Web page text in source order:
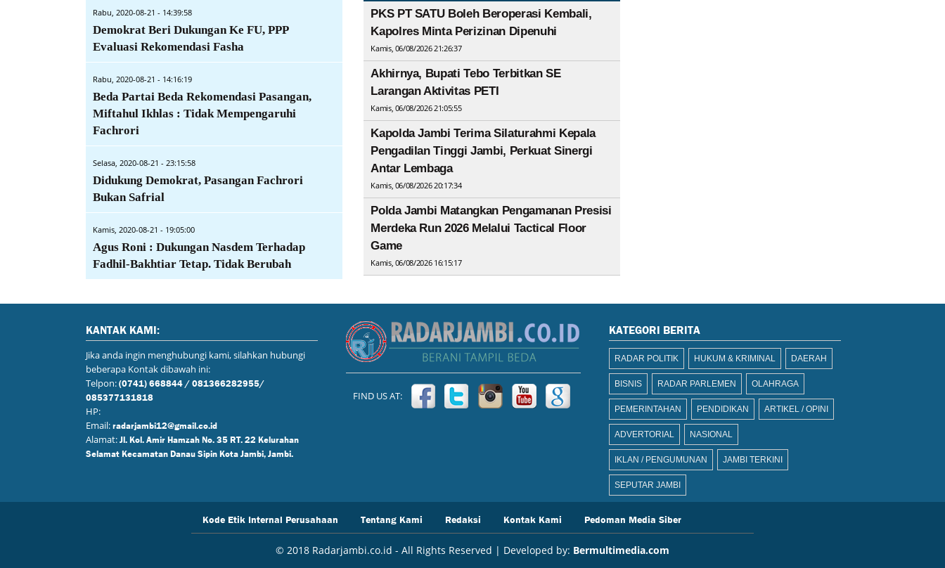
Rabu, 2020-08-21 - 14:39:58
Demokrat Beri Dukungan Ke FU, PPP
Evaluasi Rekomendasi Fasha
Rabu, 2020-08-21 - 14:16:19
Beda Partai Beda Rekomendasi Pasangan,
Miftahul Ikhlas : Tidak Mempengaruhi
Fachrori
Selasa, 2020-08-21 - 23:15:58
Didukung Demokrat, Pasangan Fachrori
Bukan Safrial
Kamis, 2020-08-21 - 19:05:00
Agus Roni : Dukungan Nasdem Terhadap
Fadhil-Bakhtiar Tetap. Tidak Berubah
PKS PT SATU Boleh Beroperasi Kembali,
Kapolres Minta Perizinan Dipenuhi
Kamis, 06/08/2026 21:26:37
Akhirnya, Bupati Tebo Terbitkan SE
Larangan Aktivitas PETI
Kamis, 06/08/2026 21:05:55
Kapolda Jambi Terima Silaturahmi Kepala
Pengadilan Tinggi Jambi, Perkuat Sinergi
Antar Lembaga
Kamis, 06/08/2026 20:17:34
Polda Jambi Matangkan Pengamanan Presisi
Merdeka Run 2026 Melalui Tactical Floor
Game
Kamis, 06/08/2026 16:15:17
KANTAK KAMI:
Jika anda ingin menghubungi kami, silahkan hubungi
beberapa Kontak dibawah ini:
Telpon: (0741) 668844 / 081366282955/
085377131818
HP:
Email: radarjambi12@gmail.co.id
Alamat: Jl. Kol. Amir Hamzah No. 35 RT. 22 Kelurahan
Selamat Kecamatan Danau Sipin Kota Jambi, Jambi.
FIND US AT:
KATEGORI BERITA
RADAR POLITIK HUKUM & KRIMINAL DAERAH
BISNIS RADAR PARLEMEN OLAHRAGA
PEMERINTAHAN PENDIDIKAN ARTIKEL / OPINI
ADVERTORIAL NASIONAL
IKLAN / PENGUMUNAN JAMBI TERKINI
SEPUTAR JAMBI
Kode Etik Internal Perusahaan Tentang Kami Redaksi Kontak Kami Pedoman Media Siber
© 2018 Radarjambi.co.id - All Rights Reserved | Developed by: Bermultimedia.com